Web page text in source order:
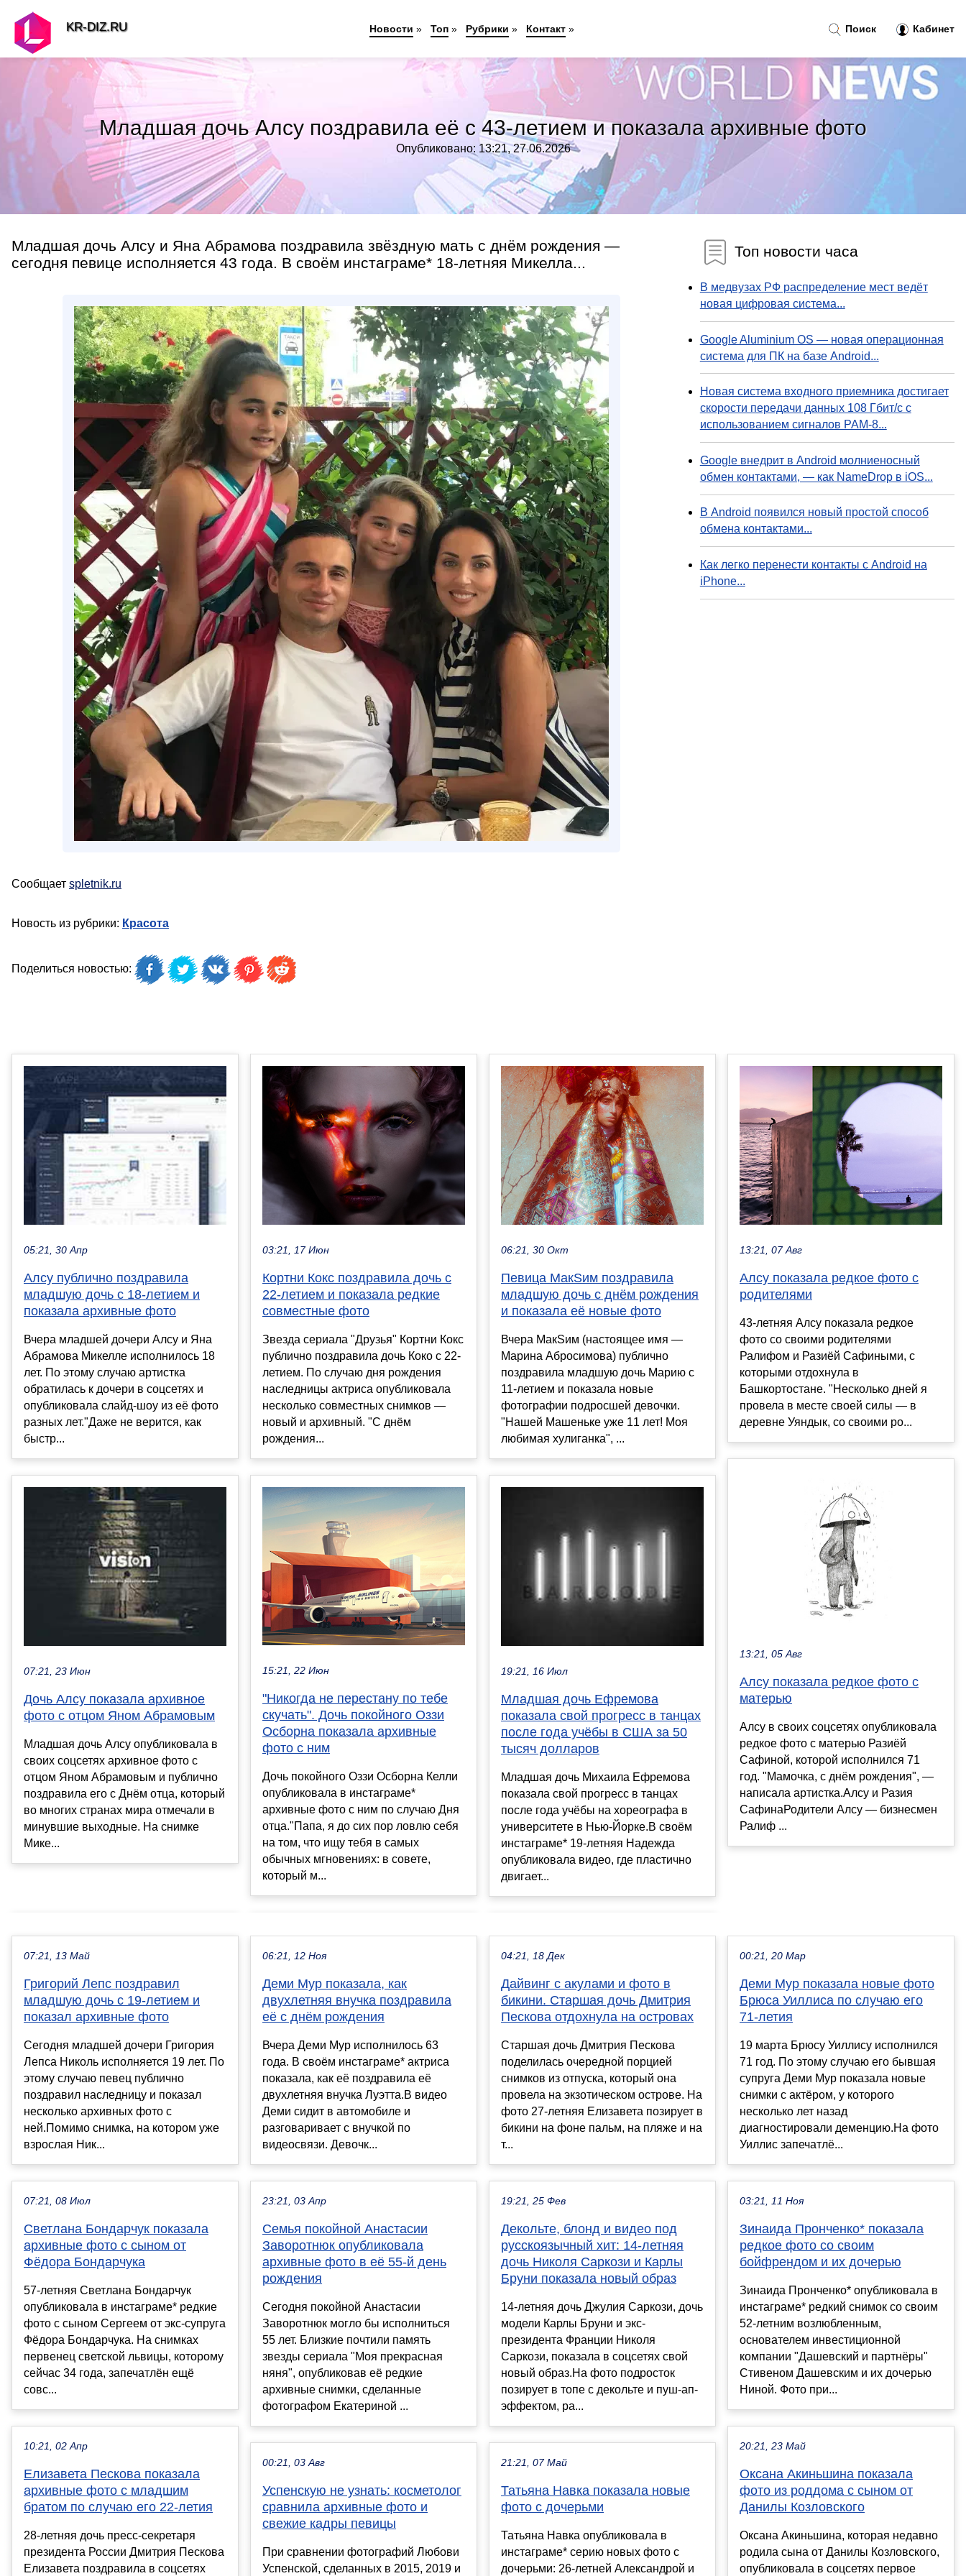
Младшая дочь Алсу поздравила её с 43-летием и показала архивные фото
Опубликовано: 13:21, 27.06.2026
Младшая дочь Алсу и Яна Абрамова поздравила звёздную мать с днём рождения —
сегодня певице исполняется 43 года. В своём инстаграме* 18-летняя Микелла...
Сообщает spletnik.ru
Новость из рубрики: Красота
Поделиться новостью:
Топ новости часа
В медвузах РФ распределение мест ведёт
новая цифровая система...
Google Aluminium OS — новая операционная
система для ПК на базе Android...
Новая система входного приемника достигает
скорости передачи данных 108 Гбит/с с
использованием сигналов PAM-8...
Google внедрит в Android молниеносный
обмен контактами, — как NameDrop в iOS...
В Android появился новый простой способ
обмена контактами...
Как легко перенести контакты с Android на
iPhone...
05:21, 30 Апр
Алсу публично поздравила
младшую дочь с 18-летием и
показала архивные фото
Вчера младшей дочери Алсу и Яна
Абрамова Микелле исполнилось 18
лет. По этому случаю артистка
обратилась к дочери в соцсетях и
опубликовала слайд-шоу из её фото
разных лет."Даже не верится, как
быстр...
07:21, 23 Июн
Дочь Алсу показала архивное
фото с отцом Яном Абрамовым
Младшая дочь Алсу опубликовала в
своих соцсетях архивное фото с
отцом Яном Абрамовым и публично
поздравила его с Днём отца, который
во многих странах мира отмечали в
минувшие выходные. На снимке
Мике...
03:21, 17 Июн
Кортни Кокс поздравила дочь с
22-летием и показала редкие
совместные фото
Звезда сериала "Друзья" Кортни Кокс
публично поздравила дочь Коко с 22-
летием. По случаю дня рождения
наследницы актриса опубликовала
несколько совместных снимков —
новый и архивный. "С днём
рождения...
15:21, 22 Июн
"Никогда не перестану по тебе
скучать". Дочь покойного Оззи
Осборна показала архивные
фото с ним
Дочь покойного Оззи Осборна Келли
опубликовала в инстаграме*
архивные фото с ним по случаю Дня
отца."Папа, я до сих пор ловлю себя
на том, что ищу тебя в самых
обычных мгновениях: в совете,
который м...
06:21, 30 Окт
Певица МакSим поздравила
младшую дочь с днём рождения
и показала её новые фото
Вчера МакSим (настоящее имя —
Марина Абросимова) публично
поздравила младшую дочь Марию с
11-летием и показала новые
фотографии подросшей девочки.
"Нашей Машеньке уже 11 лет! Моя
любимая хулиганка", ...
19:21, 16 Июл
Младшая дочь Ефремова
показала свой прогресс в танцах
после года учёбы в США за 50
тысяч долларов
Младшая дочь Михаила Ефремова
показала свой прогресс в танцах
после года учёбы на хореографа в
университете в Нью-Йорке.В своём
инстаграме* 19-летняя Надежда
опубликовала видео, где пластично
двигает...
13:21, 07 Авг
Алсу показала редкое фото с
родителями
43-летняя Алсу показала редкое
фото со своими родителями
Ралифом и Разиёй Сафиными, с
которыми отдохнула в
Башкортостане. "Несколько дней я
провела в месте своей силы — в
деревне Уяндык, со своими ро...
13:21, 05 Авг
Алсу показала редкое фото с
матерью
Алсу в своих соцсетях опубликовала
редкое фото с матерью Разиёй
Сафиной, которой исполнился 71
год. "Мамочка, с днём рождения", —
написала артистка.Алсу и Разия
СафинаРодители Алсу — бизнесмен
Ралиф ...
07:21, 13 Май
Григорий Лепс поздравил
младшую дочь с 19-летием и
показал архивные фото
Сегодня младшей дочери Григория
Лепса Николь исполняется 19 лет. По
этому случаю певец публично
поздравил наследницу и показал
несколько архивных фото с
ней.Помимо снимка, на котором уже
взрослая Ник...
07:21, 08 Июл
Светлана Бондарчук показала
архивные фото с сыном от
Фёдора Бондарчука
57-летняя Светлана Бондарчук
опубликовала в инстаграме* редкие
фото с сыном Сергеем от экс-супруга
Фёдора Бондарчука. На снимках
первенец светской львицы, которому
сейчас 34 года, запечатлён ещё
совс...
10:21, 02 Апр
Елизавета Пескова показала
архивные фото с младшим
братом по случаю его 22-летия
28-летняя дочь пресс-секретаря
президента России Дмитрия Пескова
Елизавета поздравила в соцсетях
06:21, 12 Ноя
Деми Мур показала, как
двухлетняя внучка поздравила
её с днём рождения
Вчера Деми Мур исполнилось 63
года. В своём инстаграме* актриса
показала, как её поздравила её
двухлетняя внучка Луэтта.В видео
Деми сидит в автомобиле и
разговаривает с внучкой по
видеосвязи. Девочк...
23:21, 03 Апр
Семья покойной Анастасии
Заворотнюк опубликовала
архивные фото в её 55-й день
рождения
Сегодня покойной Анастасии
Заворотнюк могло бы исполниться
55 лет. Близкие почтили память
звезды сериала "Моя прекрасная
няня", опубликовав её редкие
архивные снимки, сделанные
фотографом Екатериной ...
00:21, 03 Авг
Успенскую не узнать: косметолог
сравнила архивные фото и
свежие кадры певицы
При сравнении фотографий Любови
Успенской, сделанных в 2015, 2019 и
04:21, 18 Дек
Дайвинг с акулами и фото в
бикини. Старшая дочь Дмитрия
Пескова отдохнула на островах
Старшая дочь Дмитрия Пескова
поделилась очередной порцией
снимков из отпуска, который она
провела на экзотическом острове. На
фото 27-летняя Елизавета позирует в
бикини на фоне пальм, на пляже и на
т...
19:21, 25 Фев
Декольте, блонд и видео под
русскоязычный хит: 14-летняя
дочь Николя Саркози и Карлы
Бруни показала новый образ
14-летняя дочь Джулия Саркози, дочь
модели Карлы Бруни и экс-
президента Франции Николя
Саркози, показала в соцсетях свой
новый образ.На фото подросток
позирует в топе с декольте и пуш-ап-
эффектом, ра...
21:21, 07 Май
Татьяна Навка показала новые
фото с дочерьми
Татьяна Навка опубликовала в
инстаграме* серию новых фото с
дочерьми: 26-летней Александрой и
00:21, 20 Мар
Деми Мур показала новые фото
Брюса Уиллиса по случаю его
71-летия
19 марта Брюсу Уиллису исполнился
71 год. По этому случаю его бывшая
супруга Деми Мур показала новые
снимки с актёром, у которого
несколько лет назад
диагностировали деменцию.На фото
Уиллис запечатлё...
03:21, 11 Ноя
Зинаида Пронченко* показала
редкое фото со своим
бойфрендом и их дочерью
Зинаида Пронченко* опубликовала в
инстаграме* редкий снимок со своим
52-летним возлюбленным,
основателем инвестиционной
компании "Дашевский и партнёры"
Стивеном Дашевским и их дочерью
Ниной. Фото при...
20:21, 23 Май
Оксана Акиньшина показала
фото из роддома с сыном от
Данилы Козловского
Оксана Акиньшина, которая недавно
родила сына от Данилы Козловского,
опубликовала в соцсетях первое
Поиск Кабинет
KR-DIZ.RU Новости » Топ » Рубрики » Контакт »